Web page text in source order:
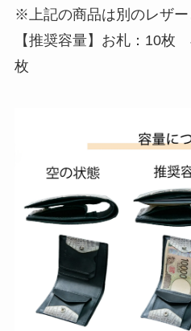
※上記の商品は別のレザー
【推奨容量】お札：10
枚